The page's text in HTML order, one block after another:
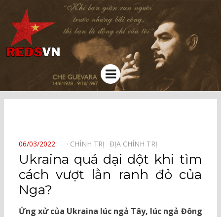
Kênh chia sẻ tri thức cộng đồng
Menu
POSTED
ON
06/03/2022 CHÍNH TRỊ⠀ ĐỊA CHÍNH TRỊ⠀
Ukraina quá dại dột khi tìm
cách vượt lằn ranh đỏ của
Nga?
Ứng xử của Ukraina lúc ngả Tây, lúc ngả Đông